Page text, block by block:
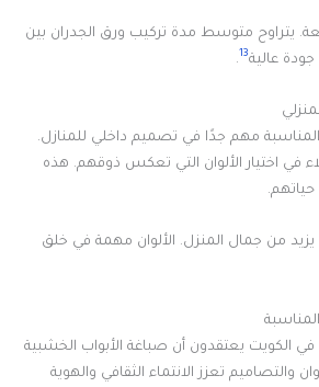
يتراوح متوسط مدة تركيب ورق الجدران بين
13
.
المناسبة مهم جدًا في تصميم داخلي للمنازل.
في اختيار الألوان التي تعكس ذوقهم. هذه
يزيد من جمال المنزل. الألوان مهمة في خلق
في الكويت يعتقدون أن صباغة الأبواب الخشبية
والتصاميم تعزز الانتماء الثقافي والهوية